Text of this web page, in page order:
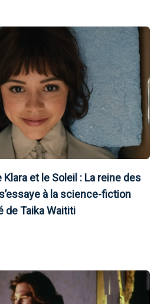
et le Soleil : La reine des
à la science-fiction
de Taika Waititi